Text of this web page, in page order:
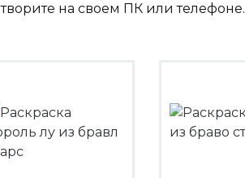
творите на своем ПК или телефоне.